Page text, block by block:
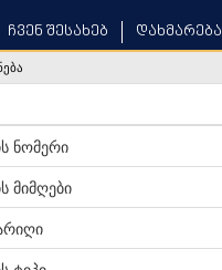
ჩვენ შესახებ დახმარება
ნომერი
მიმღები